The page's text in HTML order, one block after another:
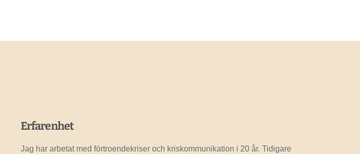
Erfarenhet
Jag har arbetat med förtroendekriser och kriskommunikation i 20 år. Tidigare